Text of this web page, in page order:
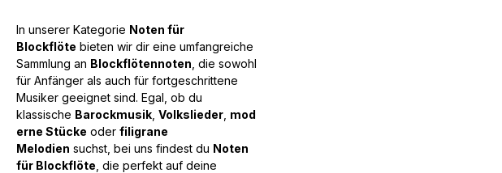
In unserer Kategorie Noten für
Blockflöte bieten wir dir eine umfangreiche
Sammlung an Blockflötennoten , die sowohl
für Anfänger als auch für fortgeschrittene
Musiker geeignet sind. Egal, ob du
klassische Barockmusik Volkslieder mod
erne Stücke oder filigrane
Melodien suchst, bei uns findest du Noten
für Blockflöte , die perfekt auf deine